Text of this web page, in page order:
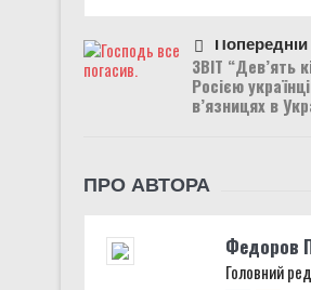
Попередній
ЗВІТ “Дев’ять
Росією
в’язницях в
ПРО АВТОРА
Федоров
Головний